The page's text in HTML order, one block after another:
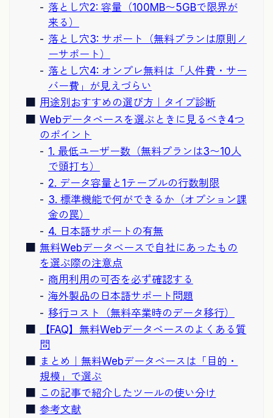
落とし穴2: 容量（100MB〜5GBで限界が
来る）
落とし穴3: サポート（無料プランは原則ノ
ーサポート）
落とし穴4: オンプレ無料は「人件費・サー
バー費」が見えづらい
用途別おすすめの選び方｜タイプ診断
Webデータベースを選ぶときに見るべき4つ
のポイント
1. 最低ユーザー数（無料プランは3〜10人
で頭打ち）
2. データ容量と1テーブルの行数制限
3. 標準機能で何ができるか（オプション課
金の罠）
4. 日本語サポートの有無
無料Webデータベースで自社にあったもの
を選ぶ際の注意点
商用利用の可否を必ず確認する
海外製品の日本語サポート問題
移行コスト（無料卒業時のデータ移行）
【FAQ】無料Webデータベースのよくある質
問
まとめ｜無料Webデータベースは「目的・
規模」で選ぶ
この記事で紹介したツールの使い分け
参考文献